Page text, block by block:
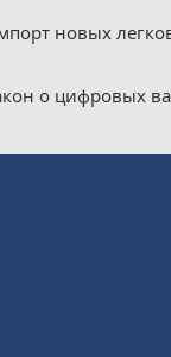
новых
о цифровых